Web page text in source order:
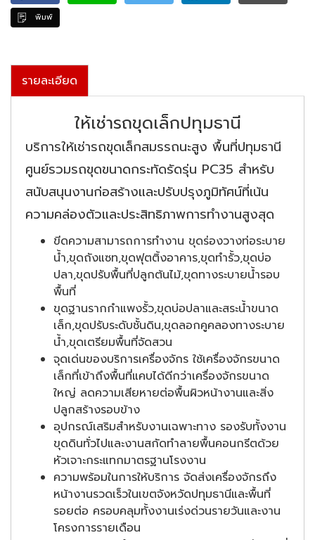
พิมพ์
รายละเอียด
ให้เช่ารถขุดเล็กปทุมธานี
บริการให้เช่ารถขุดเล็กสมรรถนะสูง พื้นที่ปทุมธานี
ศูนย์รวมรถขุดขนาดกระทัดรัดรุ่น PC35 สำหรับ
สนับสนุนงานก่อสร้างและปรับปรุงภูมิทัศน์ที่เน้น
ความคล่องตัวและประสิทธิภาพการทำงานสูงสุด
ขีดความสามารถการทำงาน ขุดร่องวางท่อระบาย
น้ำ,ขุดถังแซท,ขุดฟุตติ้งอาคาร,ขุดทำรั้ว,ขุดบ่อ
ปลา,ขุดปรับพื้นที่ปลูกต้นไม้,ขุดทางระบายน้ำรอบ
พื้นที่
ขุดฐานรากกำแพงรั้ว,ขุดบ่อปลาและสระน้ำขนาด
เล็ก,ขุดปรับระดับชั้นดิน,ขุดลอกคูคลองทางระบาย
น้ำ,ขุดเตรียมพื้นที่จัดสวน
จุดเด่นของบริการเครื่องจักร ใช้เครื่องจักรขนาด
เล็กที่เข้าถึงพื้นที่แคบได้ดีกว่าเครื่องจักรขนาด
ใหญ่ ลดความเสียหายต่อพื้นผิวหน้างานและสิ่ง
ปลูกสร้างรอบข้าง
อุปกรณ์เสริมสำหรับงานเฉพาะทาง รองรับทั้งงาน
ขุดดินทั่วไปและงานสกัดทำลายพื้นคอนกรีตด้วย
หัวเจาะกระแทกมาตรฐานโรงงาน
ความพร้อมในการให้บริการ จัดส่งเครื่องจักรถึง
หน้างานรวดเร็วในเขตจังหวัดปทุมธานีและพื้นที่
รอยต่อ ครอบคลุมทั้งงานเร่งด่วนรายวันและงาน
โครงการรายเดือน